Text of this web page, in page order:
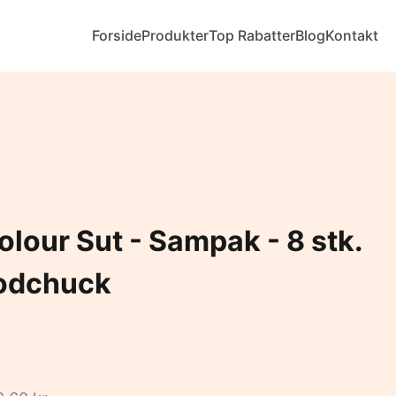
ForsideProdukterTop RabatterBlogKontakt
Sut - Sampak - 8 stk.